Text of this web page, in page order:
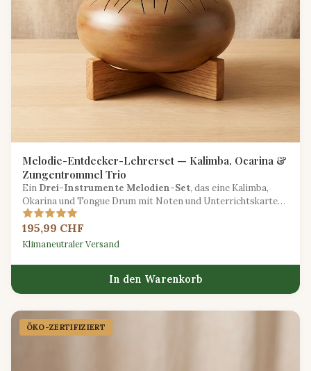
Melodie-Entdecker-Lehrerset — Kalimba, Ocarina &
Zungentrommel Trio
Ein Drei-Instrumente Melodien-Set, das eine Kalimba,
Okarina und Tongue Drum mit Noten und Unterrichtskarten
für eine melodiefokussierte Ausbildung kombiniert.
195,99 CHF
Klimaneutraler Versand
In den Warenkorb
ÖKO-ZERTIFIZIERT